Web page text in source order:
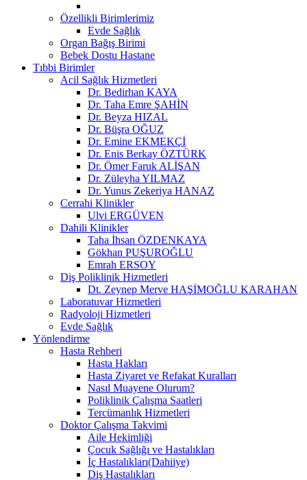
Özellikli Birimlerimiz
Evde Sağlık
Organ Bağış Birimi
Bebek Dostu Hastane
Tıbbi Birimler
Acil Sağlık Hizmetleri
Dr. Bedirhan KAYA
Dr. Taha Emre ŞAHİN
Dr. Beyza HIZAL
Dr. Büşra OĞUZ
Dr. Emine EKMEKÇİ
Dr. Enis Berkay ÖZTÜRK
Dr. Ömer Faruk ALİŞAN
Dr. Züleyha YILMAZ
Dr. Yunus Zekeriya HANAZ
Cerrahi Klinikler
Ulvi ERGÜVEN
Dahili Klinikler
Taha İhsan ÖZDENKAYA
Gökhan PUŞUROĞLU
Emrah ERSOY
Diş Poliklinik Hizmetleri
Dt. Zeynep Merve HAŞİMOĞLU KARAHAN
Laboratuvar Hizmetleri
Radyoloji Hizmetleri
Evde Sağlık
Yönlendirme
Hasta Rehberi
Hasta Hakları
Hasta Ziyaret ve Refakat Kuralları
Nasıl Muayene Olurum?
Poliklinik Çalışma Saatleri
Tercümanlık Hizmetleri
Doktor Çalışma Takvimi
Aile Hekimliği
Çocuk Sağlığı ve Hastalıkları
İç Hastalıkları(Dahiiye)
Diş Hastalıkları